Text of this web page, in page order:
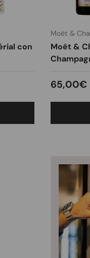
con
Moët &
Moët &
Precio
65,00€